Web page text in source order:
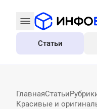
Все
Статьи
ГлавнаяСтатьи
Красивые и